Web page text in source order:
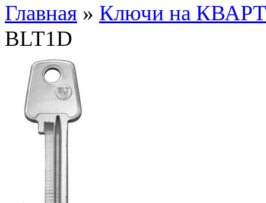
Главная » Ключи на
BLT1D